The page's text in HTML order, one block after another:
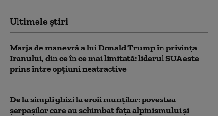
Ultimele știri
Marja de manevră a lui Donald Trump în privința
Iranului, din ce în ce mai limitată: liderul SUA este
prins între opțiuni neatractive
De la simpli ghizi la eroii munților: povestea
șerpașilor care au schimbat fața alpinismului și